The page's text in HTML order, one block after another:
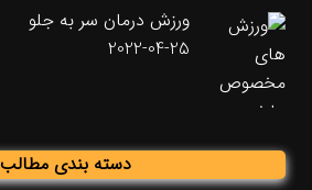
ورزش درمان سر به جلو
2022-04-25
دسته بندی مطالب